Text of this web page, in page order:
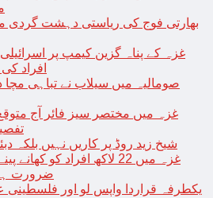
بھارتی فوج کی ریاستی دہشت گردی
غزہ کے پناہ گزین کیمپ پر
افراد
غزہ میں مختصر سیز فائر آج
شیخ زید روڈ پر کاریں نہیں بلکہ
غزہ میں 22 لاکھ افراد کو
ضرورت
یکطرفہ قراردا واپس لو اور